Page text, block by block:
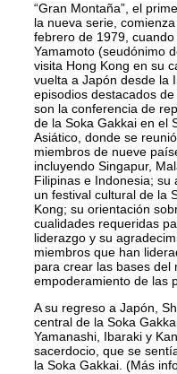
“Gran Montaña”, el
la nueva serie,
febrero de 1979, cuando
Yamamoto (seudónimo
visita Hong Kong en su
vuelta a Japón desde la
episodios destacados
son la conferencia de
de la Soka Gakkai en el
Asiático, donde se
miembros de nueve
incluyendo Singapur,
Filipinas e Indonesia; su
un festival cultural de la
Kong; su orientación
cualidades requeridas
liderazgo y su
miembros que han
para crear las bases del
empoderamiento de las
A su regreso a Japón,
central de la Soka
Yamanashi, Ibaraki y
sacerdocio, que se
la Soka Gakkai. (Más